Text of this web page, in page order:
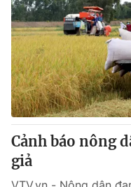
Cảnh báo nông
giả